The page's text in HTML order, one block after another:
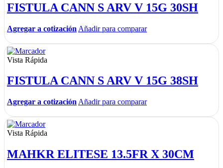
FISTULA CANN S ARV V 15G 30SH
Agregar a cotización Añadir para comparar
Vista Rápida
FISTULA CANN S ARV V 15G 38SH
Agregar a cotización Añadir para comparar
Vista Rápida
MAHKR ELITESE 13.5FR X 30CM